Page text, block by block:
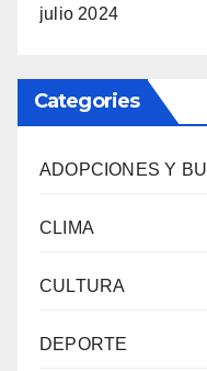
julio 2024
Categories
ADOPCIONES Y
CLIMA
CULTURA
DEPORTE